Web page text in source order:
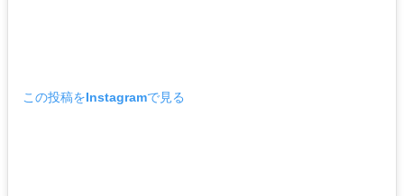
この投稿をInstagramで見る